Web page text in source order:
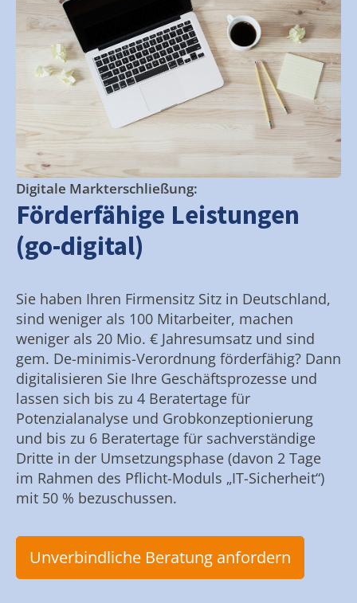
Digitale Markterschließung:
Förderfähige Leistungen
(go-digital)
Sie haben Ihren Firmensitz Sitz in Deutschland,
sind weniger als 100 Mitarbeiter, machen
weniger als 20 Mio. € Jahresumsatz und sind
gem. De-minimis-Verordnung förderfähig? Dann
digitalisieren Sie Ihre Geschäftsprozesse und
lassen sich bis zu 4 Beratertage für
Potenzialanalyse und Grobkonzeptionierung
und bis zu 6 Beratertage für sachverständige
Dritte in der Umsetzungsphase (davon 2 Tage
im Rahmen des Pflicht-Moduls „IT-Sicherheit“)
mit 50 % bezuschussen.
Unverbindliche Beratung anfordern